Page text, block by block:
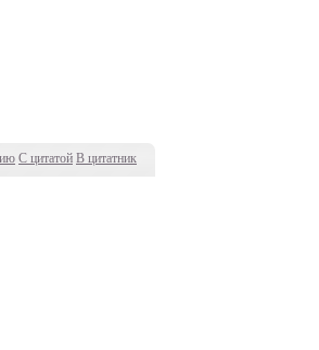
С цитатой В цитатник